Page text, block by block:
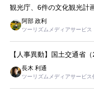
観光庁、6件の文化観光計
阿部 政利
ツーリズムメディアサービス
【人事異動】国土交通省
長木 利通
ツーリズムメディアサービス